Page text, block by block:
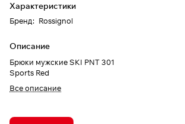
Характеристики
Бренд: Rossignol
Описание
Брюки мужские SKI PNT 301
Sports Red
Все описание